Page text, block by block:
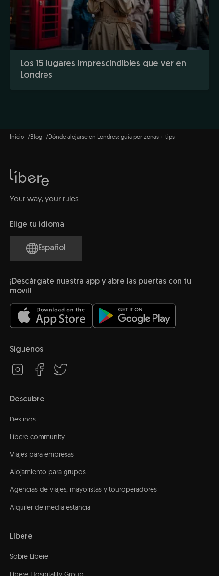
Los 15 lugares imprescindibles que ver en
Londres
Inicio Blog Dónde alojarse en Londres: guía por zonas + tips
Your way, your rules
Elige tu idioma
Español
¡Descárgate nuestra app y abre las puertas con tu
móvil!
Síguenos!
Descubre
Destinos
Líbere community
Viajes para empresas
Alojamiento para grupos
Agencias de viajes, mayoristas y touroperadores
Alquiler de media estancia
Líbere
Sobre Líbere
Líbere Hospitality Group